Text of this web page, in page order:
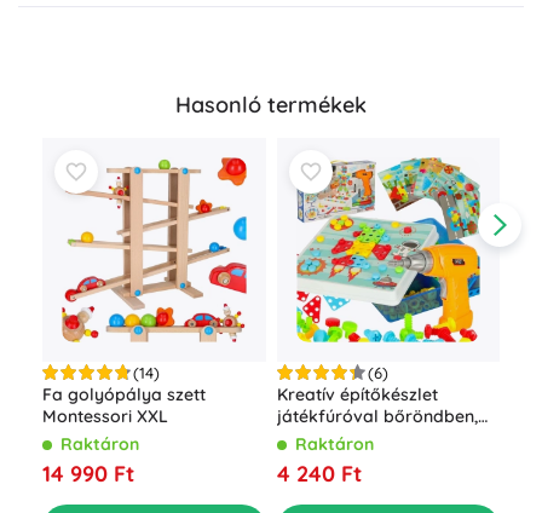
Hasonló termékek
(14)
Fa golyópálya szett
Montessori XXL
Raktáron
14 990 Ft
(6)
Kreatív építőkészlet
játékfúróval bőröndben,
261 darab
Raktáron
4 240 Ft